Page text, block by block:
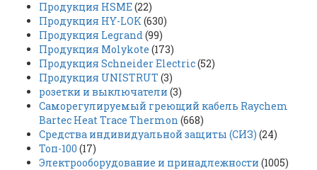
Продукция HSME(22)
Продукция HY-LOK (630)
Продукция Legrand (99)
Продукция Molykote (173)
Продукция Schneider Electric(52)
Продукция UNISTRUT (3)
розетки и выключатели (3)
Саморегулируемый греющий кабель Raychem
Bartec Heat Trace Thermon (668)
Средства индивидуальной защиты (СИЗ) (24)
Топ-100 (17)
Электрооборудование и принадлежности (1005)